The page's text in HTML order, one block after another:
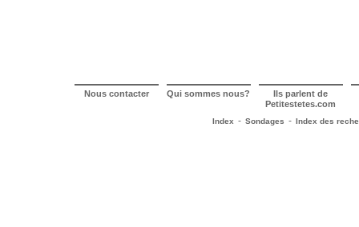
Nous contacter Qui sommes nous? Ils parlent de
Petitestetes.com
Index - Sondages - Index des